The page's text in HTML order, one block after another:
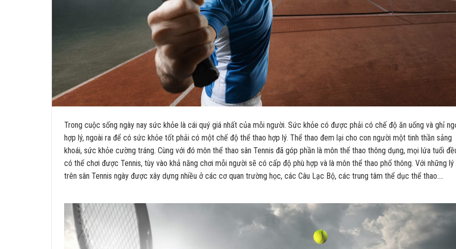
Trong cuộc sống ngày nay sức khỏe là cái quý giá nhất của mỗi người. Sức khỏe có được phải có chế độ ăn uống và ghỉ
hợp lý, ngoài ra để có sức khỏe tốt phải có một chế độ thể thao hợp lý. Thể thao đem lại cho con người một tinh thần sảng
khoái, sức khỏe cường tráng. Cùng với đó môn thể thao sân Tennis đã góp phần là môn thể thao thông dụng, mọi lứa tuổi
có thể chơi được Tennis, tùy vào khả năng chơi mỗi người sẽ có cấp độ phù hợp và là môn thể thao phổ thông. Với những lý
trên sân Tennis ngày được xây dựng nhiều ở các cơ quan trường học, các Câu Lạc Bộ, các trung tâm thể dục thể thao….